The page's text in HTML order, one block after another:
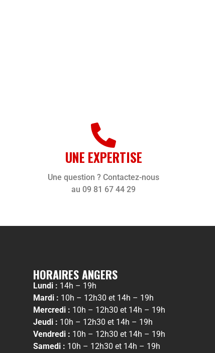
UNE EXPERTISE
Une question ? Contactez-nous
au 09 81 67 44 29
HORAIRES ANGERS
Lundi : 14h – 19h
Mardi : 10h – 12h30 et 14h – 19h
Mercredi : 10h – 12h30 et 14h – 19h
Jeudi : 10h – 12h30 et 14h – 19h
Vendredi : 10h – 12h30 et 14h – 19h
Samedi : 10h – 12h30 et 14h – 19h